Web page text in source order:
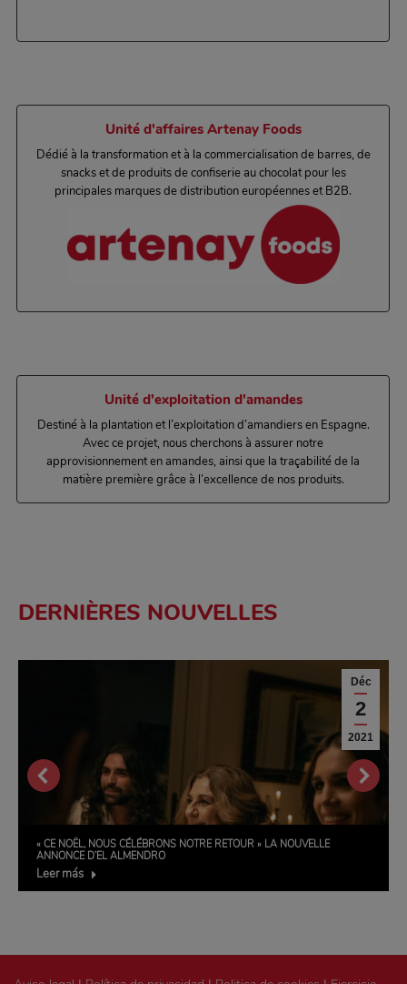
Unité d'affaires Artenay Foods
Dédié à la transformation et à la commercialisation de barres, de
snacks et de produits de confiserie au chocolat pour les
principales marques de distribution européennes et B2B.
Unité d'exploitation d'amandes
Destiné à la plantation et l’exploitation d’amandiers en Espagne.
Avec ce projet, nous cherchons à assurer notre
approvisionnement en amandes, ainsi que la traçabilité de la
matière première grâce à l’excellence de nos produits.
DERNIÈRES NOUVELLES
Déc
2
2021
« CE NOËL, NOUS CÉLÉBRONS NOTRE RETOUR » LA NOUVELLE
ANNONCE D’EL ALMENDRO
Leer más